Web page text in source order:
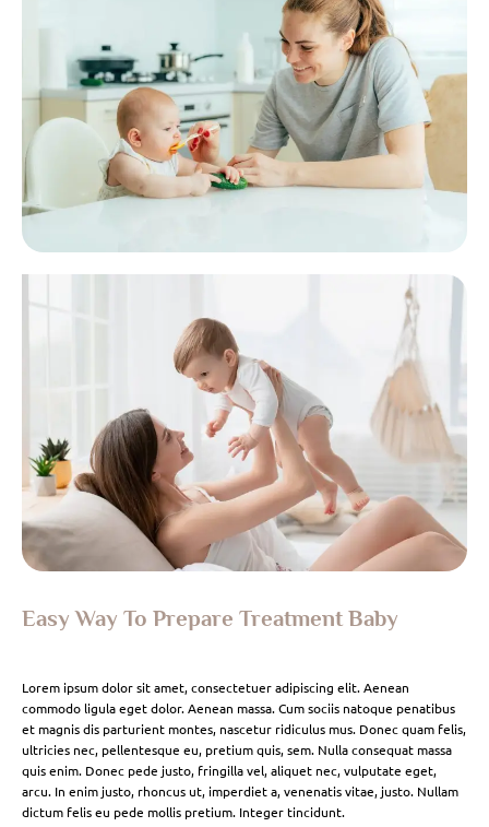
Easy Way To Prepare Treatment Baby
Lorem ipsum dolor sit amet, consectetuer adipiscing elit. Aenean
commodo ligula eget dolor. Aenean massa. Cum sociis natoque penatibus
et magnis dis parturient montes, nascetur ridiculus mus. Donec quam felis,
ultricies nec, pellentesque eu, pretium quis, sem. Nulla consequat massa
quis enim. Donec pede justo, fringilla vel, aliquet nec, vulputate eget,
arcu. In enim justo, rhoncus ut, imperdiet a, venenatis vitae, justo. Nullam
dictum felis eu pede mollis pretium. Integer tincidunt.